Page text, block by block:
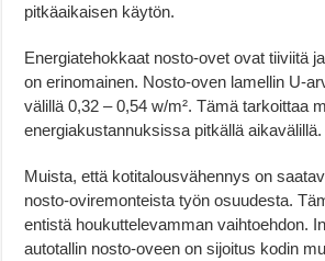
pitkäaikaisen käytön.
Energiatehokkaat nosto-ovet ovat tiiviitä
on erinomainen. Nosto-oven lamellin U-
välillä 0,32 – 0,54 w/m². Tämä tarkoittaa
energiakustannuksissa pitkällä aikavälillä.
Muista, että kotitalousvähennys on
nosto-oviremonteista työn osuudesta.
entistä houkuttelevamman vaihtoehdon.
autotallin nosto-oveen on sijoitus kodin